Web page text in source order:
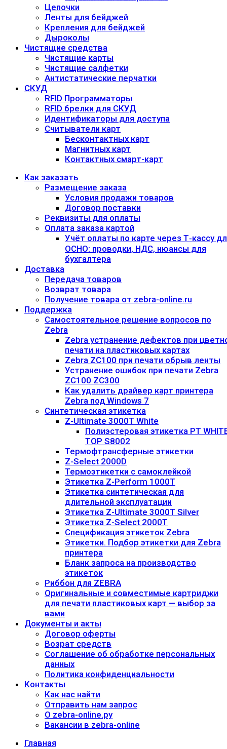
Цепочки
Ленты для бейджей
Крепления для бейджей
Дыроколы
Чистящие средства
Чистящие карты
Чистящие салфетки
Антистатические перчатки
СКУД
RFID Программаторы
RFID брелки для СКУД
Идентификаторы для доступа
Cчитыватели карт
Бесконтактных карт
Магнитных карт
Контактных смарт-карт
Как заказать
Размещение заказа
Условия продажи товаров
Договор поставки
Реквизиты для оплаты
Оплата заказа картой
Учёт оплаты по карте через Т‑кассу
ОСНО: проводки, НДС, нюансы для
бухгалтера
Доставка
Передача товаров
Возврат товара
Получение товара от zebra-online.ru
Поддержка
Самостоятельное решение вопросов по
Zebra
Zebra устранение дефектов при
печати на пластиковых картах
Zebra ZC100 при печати обрыв ленты
Устранение ошибок при печати Zebra
ZC100 ZC300
Как удалить драйвер карт принтера
Zebra под Windows 7
Синтетическая этикетка
Z-Ultimate 3000T White
Полиэстеровая этикетка PT
TOP S8002
Термофтрансферные этикетки
Z-Select 2000D
Термоэтикетки с самоклейкой
Этикетка Z-Perform 1000T
Этикетка синтетическая для
длительной эксплуатации
Этикетка Z-Ultimate 3000T Silver
Этикетка Z-Select 2000T
Спецификация этикеток Zebra
Этикетки. Подбор этикетки для Zebra
принтера
Бланк запроса на производство
этикеток
Риббон для ZEBRA
Оригинальные и совместимые картриджи
для печати пластиковых карт — выбор за
вами
Документы и акты
​Договор оферты
Возрат средств
Соглашение об обработке персональных
данных
Политика конфиденциальности
Контакты
Как нас найти
Отправить нам запрос
О zebra-online.ру
Вакансии в zebra-online
Главная